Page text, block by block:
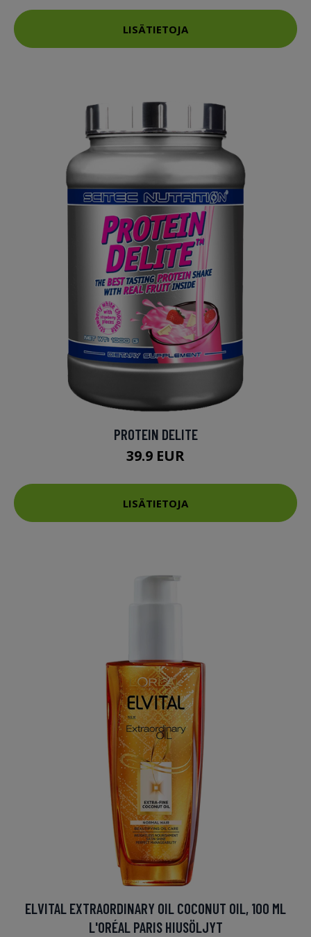
LISÄTIETOJA
PROTEIN DELITE
39.9 EUR
LISÄTIETOJA
ELVITAL EXTRAORDINARY OIL COCONUT OIL, 100 ML
L'ORÉAL PARIS HIUSÖLJYT